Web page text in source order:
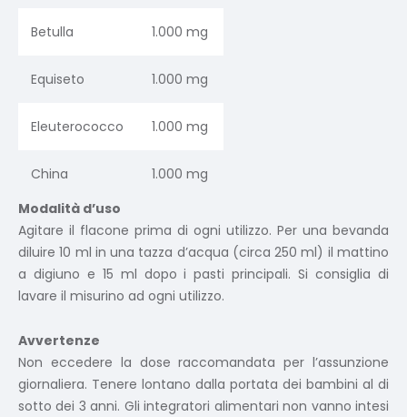
Betulla 1.000 mg
Equiseto 1.000 mg
Eleuterococco 1.000 mg
China
1.000 mg
Modalità d’uso
Agitare il flacone prima di ogni utilizzo. Per una bevanda
diluire 10 ml in una tazza d’acqua (circa 250 ml) il mattino
a digiuno e 15 ml dopo i pasti principali. Si consiglia di
lavare il misurino ad ogni utilizzo.
Avvertenze
Non eccedere la dose raccomandata per l’assunzione
giornaliera. Tenere lontano dalla portata dei bambini al di
sotto dei 3 anni. Gli integratori alimentari non vanno intesi